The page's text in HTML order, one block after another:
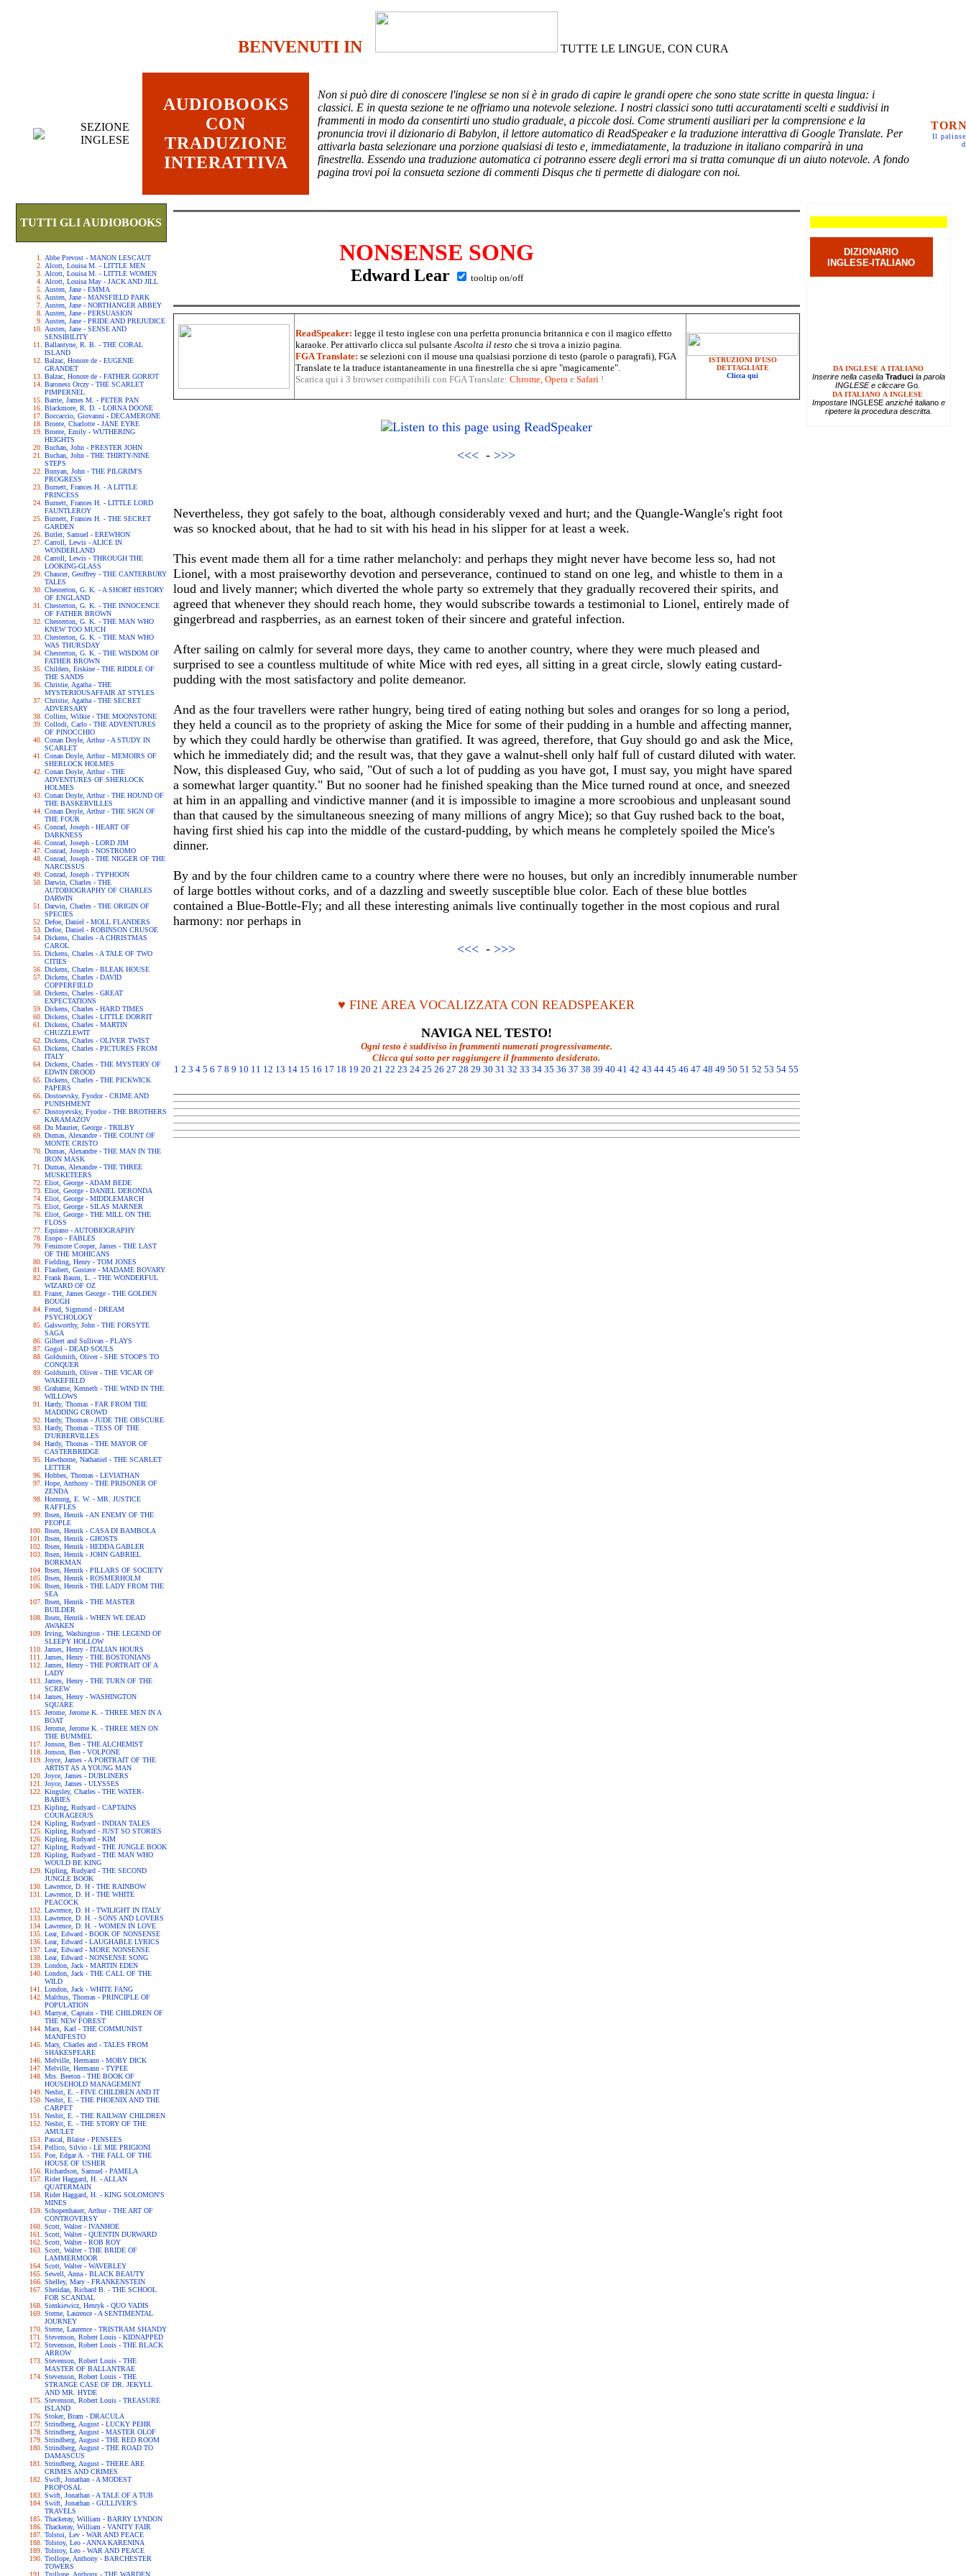
BENVENUTI IN TUTTE LE LINGUE, CON CURA
SEZIONE
INGLESE
AUDIOBOOKS
CON
TRADUZIONE
INTERATTIVA
Non si può dire di conoscere l'inglese se non si è in grado di capire le grandi opere che sono state scritte in questa lingua: i
classici. E in questa sezione te ne offriamo una notevole selezione. I nostri classici sono tutti accuratamenti scelti e suddivisi in
frammenti in modo da consentirti uno studio graduale, a piccole dosi. Come strumenti ausiliari per la comprensione e la
pronuncia trovi il dizionario di Babylon, il lettore automatico di ReadSpeaker e la traduzione interattiva di Google Translate. Per
attivarla basta selezionare una porzione qualsiasi di testo e, immediatamente, la traduzione in italiano comparirà in una
finestrella. Essendo una traduzione automatica ci potranno essere degli errori ma si tratta comunque di un aiuto notevole. A fondo
pagina trovi poi la consueta sezione di commenti Disqus che ti permette di dialogare con noi.
Il
TUTTI GLI AUDIOBOOKS
Abbe Prevost - MANON LESCAUT
Alcott, Louisa M. - LITTLE MEN
Alcott, Louisa M. - LITTLE WOMEN
Alcott, Louisa May - JACK AND JILL
Austen, Jane - EMMA
Austen, Jane - MANSFIELD PARK
Austen, Jane - NORTHANGER ABBEY
Austen, Jane - PERSUASION
Austen, Jane - PRIDE AND PREJUDICE
Austen, Jane - SENSE AND
SENSIBILITY
Ballantyne, R. B. - THE CORAL
ISLAND
Balzac, Honore de - EUGENIE
GRANDET
Balzac, Honore de - FATHER GORIOT
Baroness Orczy - THE SCARLET
PIMPERNEL
Barrie, James M. - PETER PAN
Blackmore, R. D. - LORNA DOONE
Boccaccio, Giovanni - DECAMERONE
Bronte, Charlotte - JANE EYRE
Bronte, Emily - WUTHERING
HEIGHTS
Buchan, John - PRESTER JOHN
Buchan, John - THE THIRTY-NINE
STEPS
Bunyan, John - THE PILGRIM'S
PROGRESS
Burnett, Frances H. - A LITTLE
PRINCESS
Burnett, Frances H. - LITTLE LORD
FAUNTLEROY
Burnett, Frances H. - THE SECRET
GARDEN
Butler, Samuel - EREWHON
Carroll, Lewis - ALICE IN
WONDERLAND
Carroll, Lewis - THROUGH THE
LOOKING-GLASS
Chaucer, Geoffrey - THE CANTERBURY
TALES
Chesterton, G. K. - A SHORT HISTORY
OF ENGLAND
Chesterton, G. K. - THE INNOCENCE
OF FATHER BROWN
Chesterton, G. K. - THE MAN WHO
KNEW TOO MUCH
Chesterton, G. K. - THE MAN WHO
WAS THURSDAY
Chesterton, G. K. - THE WISDOM OF
FATHER BROWN
Childers, Erskine - THE RIDDLE OF
THE SANDS
Christie, Agatha - THE
MYSTERIOUSAFFAIR AT STYLES
Christie, Agatha - THE SECRET
ADVERSARY
Collins, Wilkie - THE MOONSTONE
Collodi, Carlo - THE ADVENTURES
OF PINOCCHIO
Conan Doyle, Arthur - A STUDY IN
SCARLET
Conan Doyle, Arthur - MEMOIRS OF
SHERLOCK HOLMES
Conan Doyle, Arthur - THE
ADVENTURES OF SHERLOCK
HOLMES
Conan Doyle, Arthur - THE HOUND OF
THE BASKERVILLES
Conan Doyle, Arthur - THE SIGN OF
THE FOUR
Conrad, Joseph - HEART OF
DARKNESS
Conrad, Joseph - LORD JIM
Conrad, Joseph - NOSTROMO
Conrad, Joseph - THE NIGGER OF THE
NARCISSUS
Conrad, Joseph - TYPHOON
Darwin, Charles - THE
AUTOBIOGRAPHY OF CHARLES
DARWIN
Darwin, Charles - THE ORIGIN OF
SPECIES
Defoe, Daniel - MOLL FLANDERS
Defoe, Daniel - ROBINSON CRUSOE
Dickens, Charles - A CHRISTMAS
CAROL
Dickens, Charles - A TALE OF TWO
CITIES
Dickens, Charles - BLEAK HOUSE
Dickens, Charles - DAVID
COPPERFIELD
Dickens, Charles - GREAT
EXPECTATIONS
Dickens, Charles - HARD TIMES
Dickens, Charles - LITTLE DORRIT
Dickens, Charles - MARTIN
CHUZZLEWIT
Dickens, Charles - OLIVER TWIST
Dickens, Charles - PICTURES FROM
ITALY
Dickens, Charles - THE MYSTERY OF
EDWIN DROOD
Dickens, Charles - THE PICKWICK
PAPERS
Dostoevsky, Fyodor - CRIME AND
PUNISHMENT
Dostoyevsky, Fyodor - THE BROTHERS
KARAMAZOV
Du Maurier, George - TRILBY
Dumas, Alexandre - THE COUNT OF
MONTE CRISTO
Dumas, Alexandre - THE MAN IN THE
IRON MASK
Dumas, Alexandre - THE THREE
MUSKETEERS
Eliot, George - ADAM BEDE
Eliot, George - DANIEL DERONDA
Eliot, George - MIDDLEMARCH
Eliot, George - SILAS MARNER
Eliot, George - THE MILL ON THE
FLOSS
Equiano - AUTOBIOGRAPHY
Esopo - FABLES
Fenimore Cooper, James - THE LAST
OF THE MOHICANS
Fielding, Henry - TOM JONES
Flaubert, Gustave - MADAME BOVARY
Frank Baum, L. - THE WONDERFUL
WIZARD OF OZ
Frazer, James George - THE GOLDEN
BOUGH
Freud, Sigmund - DREAM
PSYCHOLOGY
Galsworthy, John - THE FORSYTE
SAGA
Gilbert and Sullivan - PLAYS
Gogol - DEAD SOULS
Goldsmith, Oliver - SHE STOOPS TO
CONQUER
Goldsmith, Oliver - THE VICAR OF
WAKEFIELD
Grahame, Kenneth - THE WIND IN THE
WILLOWS
Hardy, Thomas - FAR FROM THE
MADDING CROWD
Hardy, Thomas - JUDE THE OBSCURE
Hardy, Thomas - TESS OF THE
D'URBERVILLES
Hardy, Thomas - THE MAYOR OF
CASTERBRIDGE
Hawthorne, Nathaniel - THE SCARLET
LETTER
Hobbes, Thomas - LEVIATHAN
Hope, Anthony - THE PRISONER OF
ZENDA
Hornung, E. W. - MR. JUSTICE
RAFFLES
Ibsen, Henrik - AN ENEMY OF THE
PEOPLE
Ibsen, Henrik - CASA DI BAMBOLA
Ibsen, Henrik - GHOSTS
Ibsen, Henrik - HEDDA GABLER
Ibsen, Henrik - JOHN GABRIEL
BORKMAN
Ibsen, Henrik - PILLARS OF SOCIETY
Ibsen, Henrik - ROSMERHOLM
Ibsen, Henrik - THE LADY FROM THE
SEA
Ibsen, Henrik - THE MASTER
BUILDER
Ibsen, Henrik - WHEN WE DEAD
AWAKEN
Irving, Washington - THE LEGEND OF
SLEEPY HOLLOW
James, Henry - ITALIAN HOURS
James, Henry - THE BOSTONIANS
James, Henry - THE PORTRAIT OF A
LADY
James, Henry - THE TURN OF THE
SCREW
James, Henry - WASHINGTON
SQUARE
Jerome, Jerome K. - THREE MEN IN A
BOAT
Jerome, Jerome K. - THREE MEN ON
THE BUMMEL
Jonson, Ben - THE ALCHEMIST
Jonson, Ben - VOLPONE
Joyce, James - A PORTRAIT OF THE
ARTIST AS A YOUNG MAN
Joyce, James - DUBLINERS
Joyce, James - ULYSSES
Kingsley, Charles - THE WATER-
BABIES
Kipling, Rudyard - CAPTAINS
COURAGEOUS
Kipling, Rudyard - INDIAN TALES
Kipling, Rudyard - JUST SO STORIES
Kipling, Rudyard - KIM
Kipling, Rudyard - THE JUNGLE BOOK
Kipling, Rudyard - THE MAN WHO
WOULD BE KING
Kipling, Rudyard - THE SECOND
JUNGLE BOOK
Lawrence, D. H - THE RAINBOW
Lawrence, D. H - THE WHITE
PEACOCK
Lawrence, D. H - TWILIGHT IN ITALY
Lawrence, D. H. - SONS AND LOVERS
Lawrence, D. H. - WOMEN IN LOVE
Lear, Edward - BOOK OF NONSENSE
Lear, Edward - LAUGHABLE LYRICS
Lear, Edward - MORE NONSENSE
Lear, Edward - NONSENSE SONG
London, Jack - MARTIN EDEN
London, Jack - THE CALL OF THE
WILD
London, Jack - WHITE FANG
Malthus, Thomas - PRINCIPLE OF
POPULATION
Marryat, Captain - THE CHILDREN OF
THE NEW FOREST
Marx, Karl - THE COMMUNIST
MANIFESTO
Mary, Charles and - TALES FROM
SHAKESPEARE
Melville, Hermann - MOBY DICK
Melville, Hermann - TYPEE
Mrs. Beeton - THE BOOK OF
HOUSEHOLD MANAGEMENT
Nesbit, E. - FIVE CHILDREN AND IT
Nesbit, E. - THE PHOENIX AND THE
CARPET
Nesbit, E. - THE RAILWAY CHILDREN
Nesbit, E. - THE STORY OF THE
AMULET
Pascal, Blaise - PENSEES
Pellico, Silvio - LE MIE PRIGIONI
Poe, Edgar A. - THE FALL OF THE
HOUSE OF USHER
Richardson, Samuel - PAMELA
Rider Haggard, H. - ALLAN
QUATERMAIN
Rider Haggard, H. - KING SOLOMON'S
MINES
Schopenhauer, Arthur - THE ART OF
CONTROVERSY
Scott, Walter - IVANHOE
Scott, Walter - QUENTIN DURWARD
Scott, Walter - ROB ROY
Scott, Walter - THE BRIDE OF
LAMMERMOOR
Scott, Walter - WAVERLEY
Sewell, Anna - BLACK BEAUTY
Shelley, Mary - FRANKENSTEIN
Sheridan, Richard B. - THE SCHOOL
FOR SCANDAL
Sienkiewicz, Henryk - QUO VADIS
Sterne, Laurence - A SENTIMENTAL
JOURNEY
Sterne, Laurence - TRISTRAM SHANDY
Stevenson, Robert Louis - KIDNAPPED
Stevenson, Robert Louis - THE BLACK
ARROW
Stevenson, Robert Louis - THE
MASTER OF BALLANTRAE
Stevenson, Robert Louis - THE
STRANGE CASE OF DR. JEKYLL
AND MR. HYDE
Stevenson, Robert Louis - TREASURE
ISLAND
Stoker, Bram - DRACULA
Strindberg, August - LUCKY PEHR
Strindberg, August - MASTER OLOF
Strindberg, August - THE RED ROOM
Strindberg, August - THE ROAD TO
DAMASCUS
Strindberg, August - THERE ARE
CRIMES AND CRIMES
Swift, Jonathan - A MODEST
PROPOSAL
Swift, Jonathan - A TALE OF A TUB
Swift, Jonathan - GULLIVER'S
TRAVELS
Thackeray, William - BARRY LYNDON
Thackeray, William - VANITY FAIR
Tolstoi, Lev - WAR AND PEACE
Tolstoy, Leo - ANNA KARENINA
Tolstoy, Leo - WAR AND PEACE
Trollope, Anthony - BARCHESTER
TOWERS
Trollope, Anthony - THE WARDEN
NONSENSE SONG
Edward Lear tooltip on/off
ReadSpeaker: legge il testo inglese con una perfetta pronuncia britannica e con il magico effetto
karaoke. Per attivarlo clicca sul pulsanteAscolta il testo che si trova a inizio pagina.
FGA Translate: se selezioni con il mouse una qualsiasi porzione di testo (parole o paragrafi), FGA
Translate te la traduce istantaneamente in una finestrella che si apre "magicamente".
Scarica qui i 3 browser compatibili con FGA Translate: Chrome, Operae Safari !
ISTRUZIONI D'USO
DETTAGLIATE
Clicca qui
<<< - >>>
Nevertheless, they got safely to the boat, although considerably vexed and hurt; and the Quangle-Wangle's right foot
was so knocked about, that he had to sit with his head in his slipper for at least a week.
This event made them all for a time rather melancholy: and perhaps they might never have become less so, had not
Lionel, with a most praiseworthy devotion and perseverance, continued to stand on one leg, and whistle to them in a
loud and lively manner; which diverted the whole party so extremely that they gradually recovered their spirits, and
agreed that whenever they should reach home, they would subscribe towards a testimonial to Lionel, entirely made of
gingerbread and raspberries, as an earnest token of their sincere and grateful infection.
After sailing on calmly for several more days, they came to another country, where they were much pleased and
surprised to see a countless multitude of white Mice with red eyes, all sitting in a great circle, slowly eating custard-
pudding with the most satisfactory and polite demeanor.
And as the four travellers were rather hungry, being tired of eating nothing but soles and oranges for so long a period,
they held a council as to the propriety of asking the Mice for some of their pudding in a humble and affecting manner,
by which they could hardly be otherwise than gratified. It was agreed, therefore, that Guy should go and ask the Mice,
which he immediately did; and the result was, that they gave a walnut-shell only half full of custard diluted with water.
Now, this displeased Guy, who said, "Out of such a lot of pudding as you have got, I must say, you might have spared
a somewhat larger quantity." But no sooner had he finished speaking than the Mice turned round at once, and sneezed
at him in an appalling and vindictive manner (and it is impossible to imagine a more scroobious and unpleasant sound
than that caused by the simultaneous sneezing of many millions of angry Mice); so that Guy rushed back to the boat,
having first shied his cap into the middle of the custard-pudding, by which means he completely spoiled the Mice's
dinner.
By and by the four children came to a country where there were no houses, but only an incredibly innumerable number
of large bottles without corks, and of a dazzling and sweetly susceptible blue color. Each of these blue bottles
contained a Blue-Bottle-Fly; and all these interesting animals live continually together in the most copious and rural
harmony: nor perhaps in
<<< - >>>
♥ FINE AREA VOCALIZZATA CON READSPEAKER
NAVIGA NEL TESTO!
Ogni testo è suddiviso in frammenti numerati progressivamente.
Clicca qui sotto per raggiungere il frammento desiderato.
1 2 3 4 5 6 7 8 9 10 11 12 13 14 15 16 17 18 19 20 21 22 23 24 25 26 27 28 29 30 31 32 33 34 35 36 37 38 39 40 41 42 43 44 45 46 47 48 49 50 51 52 53 54 55
DIZIONARIO
INGLESE-ITALIANO
DA INGLESE A ITALIANO
Inserire nella casella Traducila parola
INGLESE e cliccare Go.
DA ITALIANO A INGLESE
Impostare INGLESEanziché italianoe
ripetere la procedura descritta.